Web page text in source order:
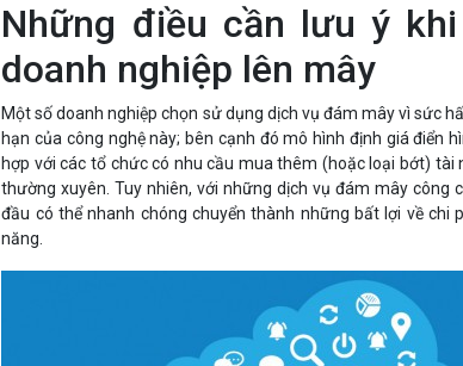
Những điều cần lưu ý
doanh nghiệp lên mây
Một số doanh nghiệp chọn sử dụng dịch vụ đám mây vì sức
hạn của công nghệ này; bên cạnh đó mô hình định giá điển
hợp với các tổ chức có nhu cầu mua thêm (hoặc loại bớt) tài
thường xuyên. Tuy nhiên, với những dịch vụ đám mây công
đầu có thể nhanh chóng chuyển thành những bất lợi về chi
năng.